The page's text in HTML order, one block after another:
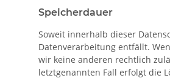
Speicherdauer
Soweit innerhalb dieser
Datenverarbeitung entfällt.
wir keine anderen rechtlich
letztgenannten Fall erfolgt die